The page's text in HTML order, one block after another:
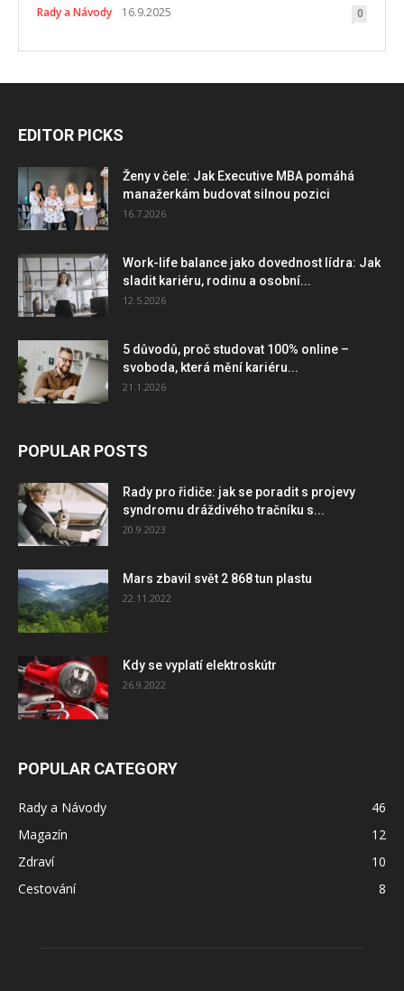
Rady a Návody 16.9.2025 0
EDITOR PICKS
Ženy v čele: Jak Executive MBA pomáhá
manažerkám budovat silnou pozici
16.7.2026
Work-life balance jako dovednost lídra: Jak
sladit kariéru, rodinu a osobní...
12.5.2026
5 důvodů, proč studovat 100% online –
svoboda, která mění kariéru...
21.1.2026
POPULAR POSTS
Rady pro řidiče: jak se poradit s projevy
syndromu dráždivého tračníku s...
20.9.2023
Mars zbavil svět 2 868 tun plastu
22.11.2022
Kdy se vyplatí elektroskútr
26.9.2022
POPULAR CATEGORY
Rady a Návody
46
Magazín
12
Zdraví
10
Cestování
8